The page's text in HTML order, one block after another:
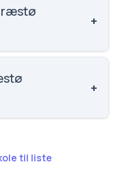
+
Præstø
+
til liste